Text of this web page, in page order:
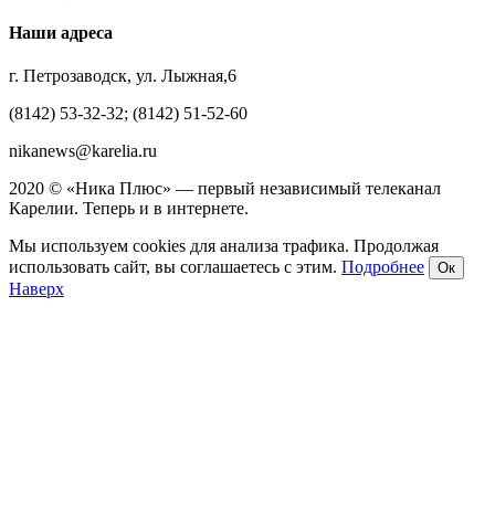
Наши адреса
г. Петрозаводск, ул. Лыжная,6
(8142) 53-32-32; (8142) 51-52-60
nikanews@karelia.ru
2020 © «Ника Плюс» — первый независимый телеканал
Карелии. Теперь и в интернете.
Мы используем cookies для анализа трафика. Продолжая
использовать сайт, вы соглашаетесь с этим. Подробнее Ок
Наверх